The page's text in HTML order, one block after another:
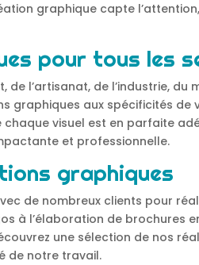
graphique capte
pour tous les
de l’artisanat, de l’industrie, du
graphiques aux spécificités de
chaque visuel est en parfaite
et professionnelle.
graphiques
de nombreux clients pour
à l’élaboration de brochures
une sélection de nos
de notre travail.